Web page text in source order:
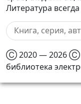
Литература
Ⓒ 2020 — 2026 Ⓒ
библиотека